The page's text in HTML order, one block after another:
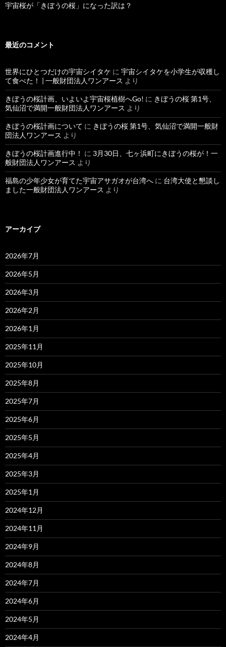
宇宙桜が「きぼうの桜」になった訳は？
最近のコメント
世界にひとつだけの宇宙シイタケ に 宇宙シイタケを小学生が収穫し
て食べた！ | 一般財団法人ワンアース より
きぼうの桜計画、いよいよ宇宙桜植樹へGo! に きぼうの桜 第1号、
気仙沼で満開一般財団法人ワンアース より
きぼうの桜計画について に きぼうの桜 第1号、気仙沼で満開一般財
団法人ワンアース より
きぼうの桜計画進行中！ に 3月30日、七ヶ浜町にきぼうの桜が！一
般財団法人ワンアース より
福島の少年少女が育てた宇宙アサガオが台湾へ に 台湾大使と懇談し
ました一般財団法人ワンアース より
アーカイブ
2026年7月
2026年5月
2026年3月
2026年2月
2026年1月
2025年11月
2025年10月
2025年8月
2025年7月
2025年6月
2025年5月
2025年4月
2025年3月
2025年1月
2024年12月
2024年11月
2024年9月
2024年8月
2024年7月
2024年6月
2024年5月
2024年4月